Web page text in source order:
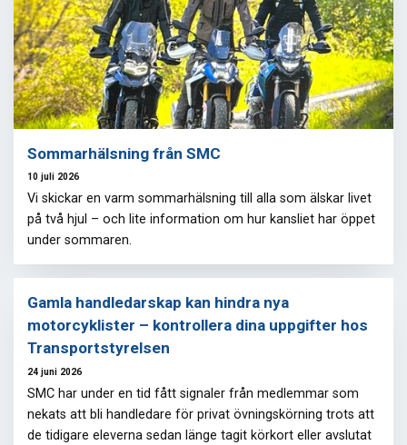
Sommarhälsning från SMC
10 juli 2026
Vi skickar en varm sommarhälsning till alla som älskar livet
på två hjul – och lite information om hur kansliet har öppet
under sommaren.
Gamla handledarskap kan hindra nya
motorcyklister – kontrollera dina uppgifter hos
Transportstyrelsen
24 juni 2026
SMC har under en tid fått signaler från medlemmar som
nekats att bli handledare för privat övningskörning trots att
de tidigare eleverna sedan länge tagit körkort eller avslutat